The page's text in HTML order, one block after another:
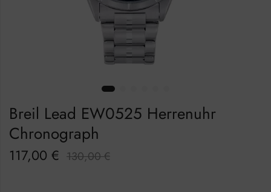
Breil Lead EW0525 Herrenuhr
Chronograph
117,00 € 130,00€